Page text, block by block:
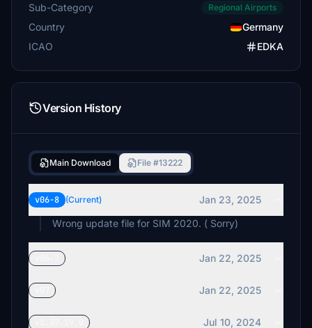
Sub-Category Regional Airports
Country
Germany
ICAO
EDKA
Version History
Main Download File #13222
v06-8 (Current)
Jan 23, 2025
Wrong update file for SIM 2020. ( Sorry)
Jan 22, 2025
Jan 22, 2025
Jul 10, 2024